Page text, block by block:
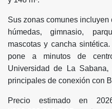
Sus zonas comunes
húmedas, gimnasio,
mascotas y cancha
pone a minutos de
Universidad de La
principales de conexión con
Precio estimado en